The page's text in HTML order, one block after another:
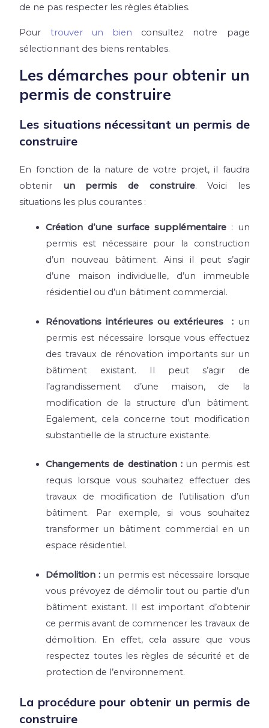
de ne pas respecter les règles établies.
Pour trouver un bien consultez notre page
sélectionnant des biens rentables.
Les démarches pour obtenir un
permis de construire
Les situations nécessitant un permis de
construire
En fonction de la nature de votre projet, il faudra
obtenir un permis de construire. Voici les
situations les plus courantes :
Création d’une surface supplémentaire : un
permis est nécessaire pour la construction
d’un nouveau bâtiment. Ainsi il peut s’agir
d’une maison individuelle, d’un immeuble
résidentiel ou d’un bâtiment commercial.
Rénovations intérieures ou extérieures : un
permis est nécessaire lorsque vous effectuez
des travaux de rénovation importants sur un
bâtiment existant. Il peut s’agir de
l’agrandissement d’une maison, de la
modification de la structure d’un bâtiment.
Egalement, cela concerne tout modification
substantielle de la structure existante.
Changements de destination :un permis est
requis lorsque vous souhaitez effectuer des
travaux de modification de l’utilisation d’un
bâtiment. Par exemple, si vous souhaitez
transformer un bâtiment commercial en un
espace résidentiel.
Démolition : un permis est nécessaire lorsque
vous prévoyez de démolir tout ou partie d’un
bâtiment existant. Il est important d’obtenir
ce permis avant de commencer les travaux de
démolition. En effet, cela assure que vous
respectez toutes les règles de sécurité et de
protection de l’environnement.
La procédure pour obtenir un permis de
construire